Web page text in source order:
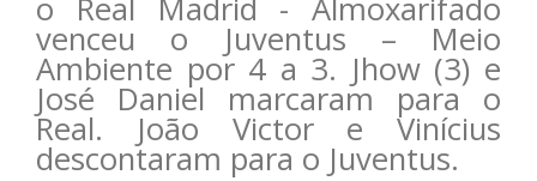
o Real Madrid - Almoxarifado
venceu o Juventus – Meio
Ambiente por 4 a 3. Jhow (3) e
José Daniel marcaram para o
Real. João Victor e Vinícius
descontaram para o Juventus.